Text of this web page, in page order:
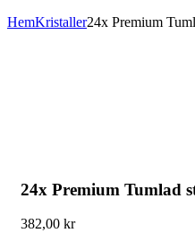
HemKristaller24x Premium
24x Premium Tumlad
382,00 kr